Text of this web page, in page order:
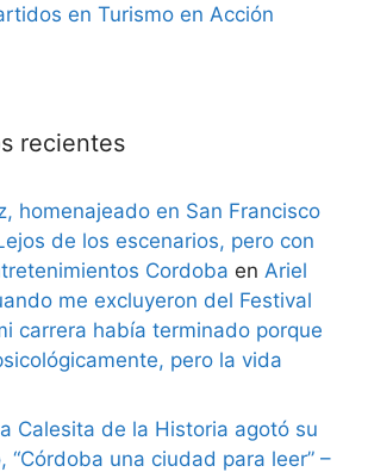
en Turismo en Acción
recientes
homenajeado en San Francisco
de los escenarios, pero con
Cordoba en Ariel
me excluyeron del Festival
carrera había terminado porque
pero la vida
Calesita de la Historia agotó su
“Córdoba una ciudad para leer” –